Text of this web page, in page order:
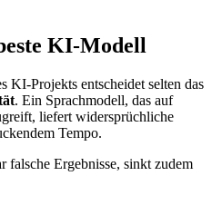
KI-Modell
KI-Projekts entscheidet selten das
. Ein Sprachmodell, das auf
liefert widersprüchliche
Tempo.
falsche Ergebnisse, sinkt zudem